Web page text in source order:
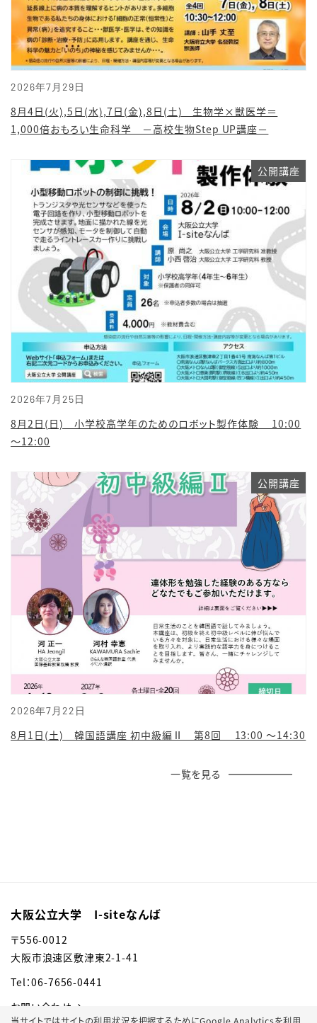
2026年7月29日
8月4日(火),5日(水),7日(金),8日(土) 生物学×獣医学＝
1,000倍おもろい生命科学 －高校生物Step UP講座－
2026年7月25日
公開講座
8月2日(日) 小学校高学年のためのロボット製作体験 10:00
～12:00
2026年7月22日
公開講座
8月1日(土) 韓国語講座 初中級編Ⅱ 第8回 13:00 ～14:30
一覧を見る
大阪公立大学 I-siteなんば
〒556-0012
大阪市浪速区敷津東2-1-41
Tel：06-7656-0441
お問い合わせ